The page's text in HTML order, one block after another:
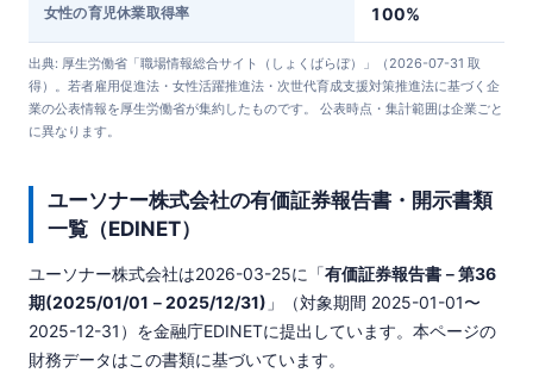
女性の育児休業取得率 100%
出典: 厚生労働省「職場情報総合サイト（しょくばらぼ）」（2026-07-31 取
得）。若者雇用促進法・女性活躍推進法・次世代育成支援対策推進法に基づく企
業の公表情報を厚生労働省が集約したものです。 公表時点・集計範囲は企業ごと
に異なります。
ユーソナー株式会社の有価証券報告書・開示書類
一覧（EDINET）
ユーソナー株式会社は2026-03-25に「有価証券報告書－第36
期(2025/01/01－2025/12/31) 」（対象期間 2025-01-01〜
2025-12-31）を金融庁EDINETに提出しています。本ページの
財務データはこの書類に基づいています。